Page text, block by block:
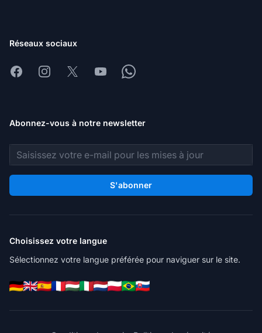
Réseaux sociaux
FacebookInstagram
X YoutubeWhatsapp
Abonnez-vous à notre newsletter
Adresse e-mail
S'abonner
Choisissez votre langue
Sélectionnez votre langue préférée pour naviguer sur le site.